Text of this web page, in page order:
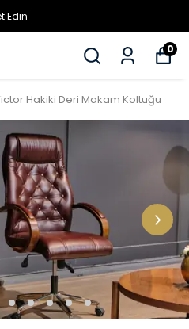
Edin
0
Hakiki Deri Makam Koltuğu